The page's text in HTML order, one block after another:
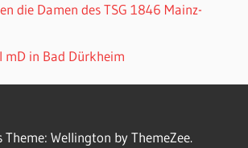
die Damen des TSG 1846 Mainz-
mD in Bad Dürkheim
Theme: Wellington by ThemeZee.